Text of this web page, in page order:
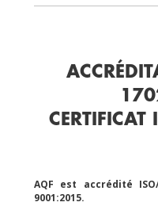
AQF est accrédité
9001:2015.